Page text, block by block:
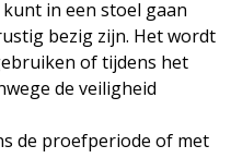
in een stoel gaan
bezig zijn. Het wordt
of tijdens het
de veiligheid
de proefperiode of met